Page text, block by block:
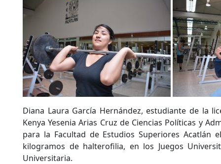
Diana Laura García Hernández, estudiante de la
Kenya Yesenia Arias Cruz de Ciencias Políticas y
para la Facultad de Estudios Superiores Acatlán
kilogramos de halterofilia, en los Juegos
Universitaria.